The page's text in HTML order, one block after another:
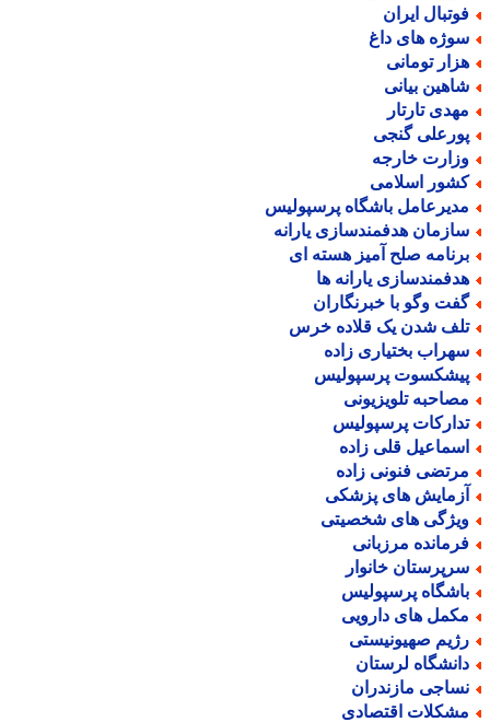
ایران
های داغ
تومانی
بیانی
تارتار
گنجی
خارجه
اسلامی
باشگاه پرسپولیس
هدفمندسازی یارانه
صلح آمیز هسته ای
یارانه ها
وگو با خبرنگاران
شدن یک قلاده خرس
بختیاری زاده
پرسپولیس
تلویزیونی
پرسپولیس
قلی زاده
فنونی زاده
های پزشکی
های شخصیتی
مرزبانی
خانوار
پرسپولیس
های دارویی
صهیونیستی
لرستان
مازندران
اقتصادی